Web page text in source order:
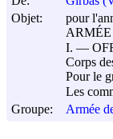
Objet:
pour
I. ―
Corps
Pour le
Les
Groupe:
Armée